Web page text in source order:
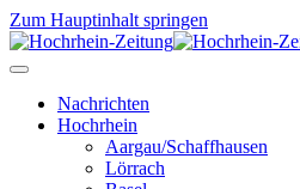
Zum Hauptinhalt springen
Nachrichten
Hochrhein
Aargau/Schaffhausen
Lörrach